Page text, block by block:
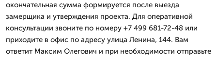
окончательная сумма формируется после выезда
замерщика и утверждения проекта. Для оперативной
консультации звоните по номеру +7 499 681-72-48 или
приходите в офис по адресу улица Ленина, 144. Вам
ответит Максим Олегович и при необходимости отправьте